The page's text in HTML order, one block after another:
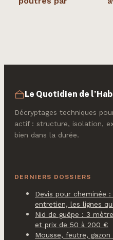
Le Quotidien de
Décryptages techniques
actif : structure, isolation,
bien dans la durée.
DERNIERS DOSSIERS
Devis pour cheminée
entretien, les lignes
Nid de guêpe : 3
et prix de 50 à 200 €
Mousse, feutre,